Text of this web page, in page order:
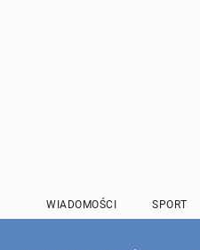
WIADOMOŚCI SPORT